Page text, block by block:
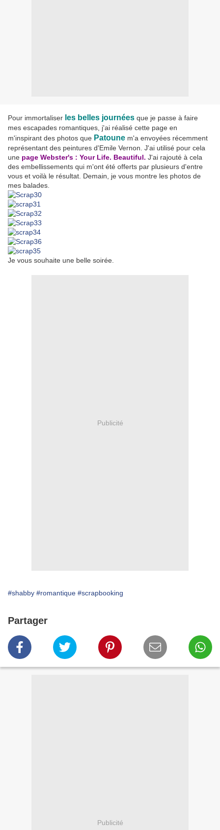
Pour immortaliser les belles journées que je passe à faire
mes escapades romantiques, j'ai réalisé cette page en
m'inspirant des photos que Patoune m'a envoyées récemment
représentant des peintures d'Emile Vernon. J'ai utilisé pour cela
une page Webster's : Your Life. Beautiful. J'ai rajouté à cela
des embellissements qui m'ont été offerts par plusieurs d'entre
vous et voilà le résultat. Demain, je vous montre les photos de
mes balades.
Je vous souhaite une belle soirée.
Publicité
#shabby #romantique #scrapbooking
Partager
Publicité